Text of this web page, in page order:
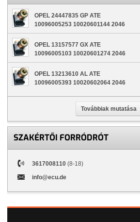
OPEL 24447835 GP ATE
10096005253 10020601144 2046
OPEL 13157577 GX ATE
10096005103 10020601274 2046
OPEL 13213610 AL ATE
10096005393 10020602064 2046
Továbbiak mutatása
SZAKÉRTŐI FORRÓDRÓT
3617008110 (8-18)
info@ecu.de